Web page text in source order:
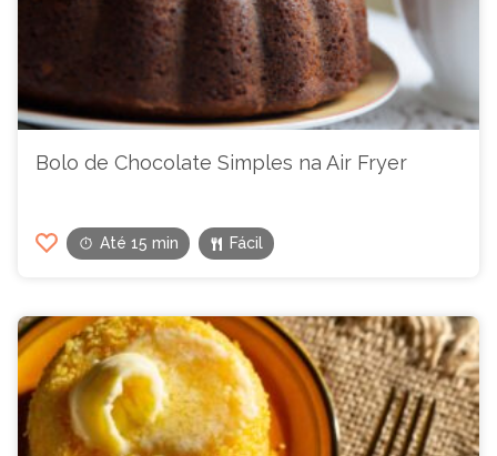
Bolo de Chocolate Simples na Air Fryer
Até 15 min Fácil